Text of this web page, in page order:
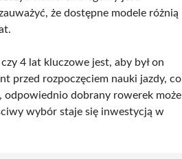
że dostępne modele różnią
4 lat kluczowe jest, aby był on
przed rozpoczęciem nauki jazdy, co
odpowiednio dobrany rowerek może
wybór staje się inwestycją w